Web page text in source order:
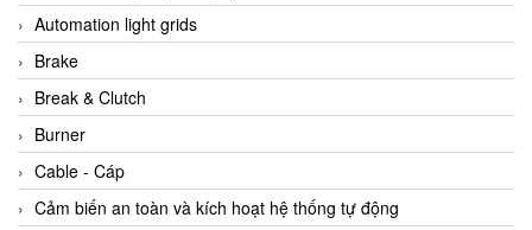
Automation light grids
Brake
Break & Clutch
Burner
Cable - Cáp
Cảm biến an toàn và kích hoạt hệ thống tự động